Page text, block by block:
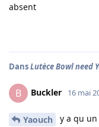
absent
DansLutèce Bowl need
B Buckler 16 mai
Yaouch y a qu